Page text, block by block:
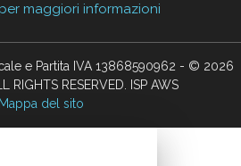
maggiori informazioni
e Partita IVA 13868590962 - © 2026
RIGHTS RESERVED. ISP AWS
Mappa del sito